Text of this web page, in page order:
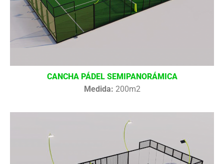
CANCHA PÁDEL SEMIPANORÁMICA
Medida: 200m2